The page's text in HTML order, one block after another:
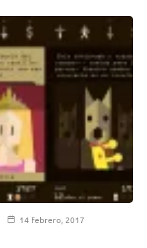
14 febrero, 2017